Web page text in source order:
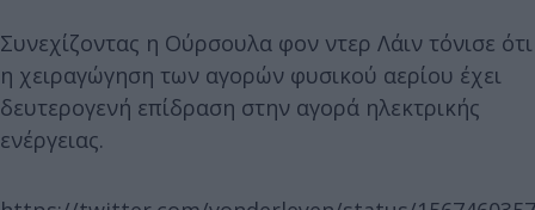
Συνεχίζοντας η Ούρσουλα φον ντερ Λάιν τόνισε ότι
η χειραγώγηση των αγορών φυσικού αερίου έχει
δευτερογενή επίδραση στην αγορά ηλεκτρικής
ενέργειας.